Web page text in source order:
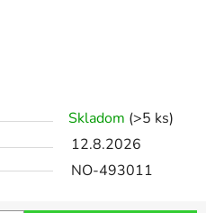
Skladom (>5 ks)
12.8.2026
NO-493011